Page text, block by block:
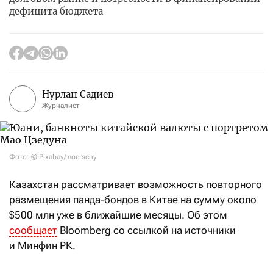
дефицита бюджета
Нурлан Садиев
Журналист
Фото: © Pixabay/moerschy
Казахстан рассматривает возможность повторного
размещения панда-бондов в Китае на сумму около
$500 млн уже в ближайшие месяцы. Об этом
сообщает Bloomberg со ссылкой на источники
и Минфин РК.